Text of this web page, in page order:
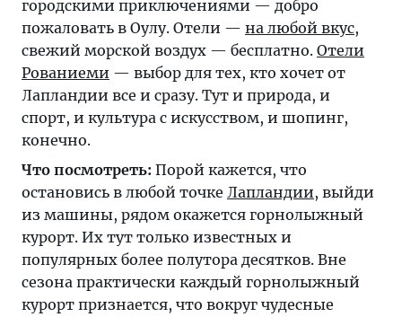
городскими приключениями — добро
пожаловать в Оулу. Отели — на любой вкус,
свежий морской воздух — бесплатно. Отели
Рованиеми — выбор для тех, кто хочет от
Лапландии все и сразу. Тут и природа, и
спорт, и культура с искусством, и шопинг,
конечно.
Что посмотреть: Порой кажется, что
остановись в любой точке Лапландии, выйди
из машины, рядом окажется горнолыжный
курорт. Их тут только известных и
популярных более полутора десятков. Вне
сезона практически каждый горнолыжный
курорт признается, что вокруг чудесные